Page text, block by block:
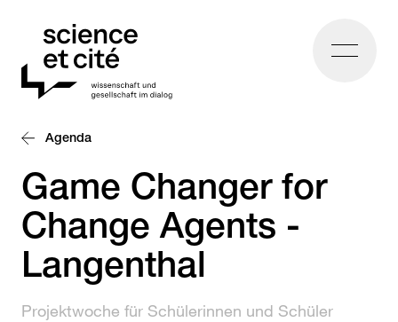
Home
Agenda
Game Changer for
Change Agents -
Langenthal
Projektwoche für Schülerinnen und Schüler